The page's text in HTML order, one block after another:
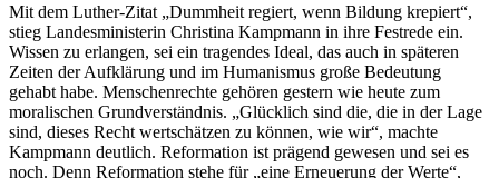
Mit dem Luther-Zitat „Dummheit regiert, wenn Bildung krepiert“,
stieg Landesministerin Christina Kampmann in ihre Festrede ein.
Wissen zu erlangen, sei ein tragendes Ideal, das auch in späteren
Zeiten der Aufklärung und im Humanismus große Bedeutung
gehabt habe. Menschenrechte gehören gestern wie heute zum
moralischen Grundverständnis. „Glücklich sind die, die in der Lage
sind, dieses Recht wertschätzen zu können, wie wir“, machte
Kampmann deutlich. Reformation ist prägend gewesen und sei es
noch. Denn Reformation stehe für „eine Erneuerung der Werte“,